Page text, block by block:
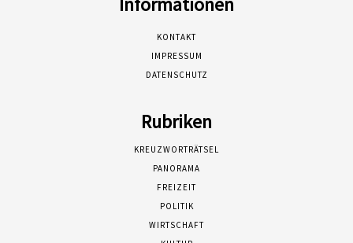
KONTAKT
IMPRESSUM
DATENSCHUTZ
Rubriken
KREUZWORTRÄTSEL
PANORAMA
FREIZEIT
POLITIK
WIRTSCHAFT